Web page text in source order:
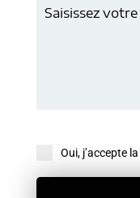
Oui, j’accepte